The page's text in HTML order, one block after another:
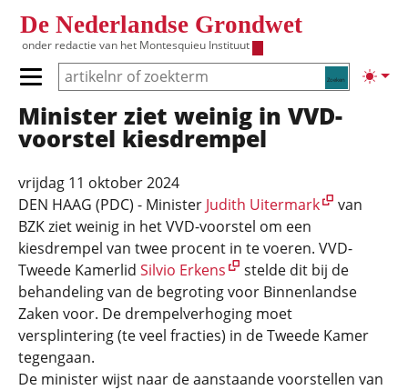
De Nederlandse Grondwet
onder redactie van het Montesquieu Instituut
Zoeken
Primair menu tonen/verbergen
Hoofdnavigatie
Minister ziet weinig in VVD-
voorstel kiesdrempel
vrijdag 11 oktober 2024
DEN HAAG (PDC) - Minister Judith Uitermark
van
BZK ziet weinig in het VVD-voorstel om een
kiesdrempel van twee procent in te voeren. VVD-
Tweede Kamerlid Silvio Erkens
stelde dit bij de
behandeling van de begroting voor Binnenlandse
Zaken voor. De drempelverhoging moet
versplintering (te veel fracties) in de Tweede Kamer
tegengaan.
De minister wijst naar de aanstaande voorstellen van